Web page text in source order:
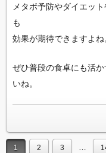
メタボ予防やダイエッ
も
効果が期待できますよね
ぜひ普段の食卓にも活
いね。
1 2 3